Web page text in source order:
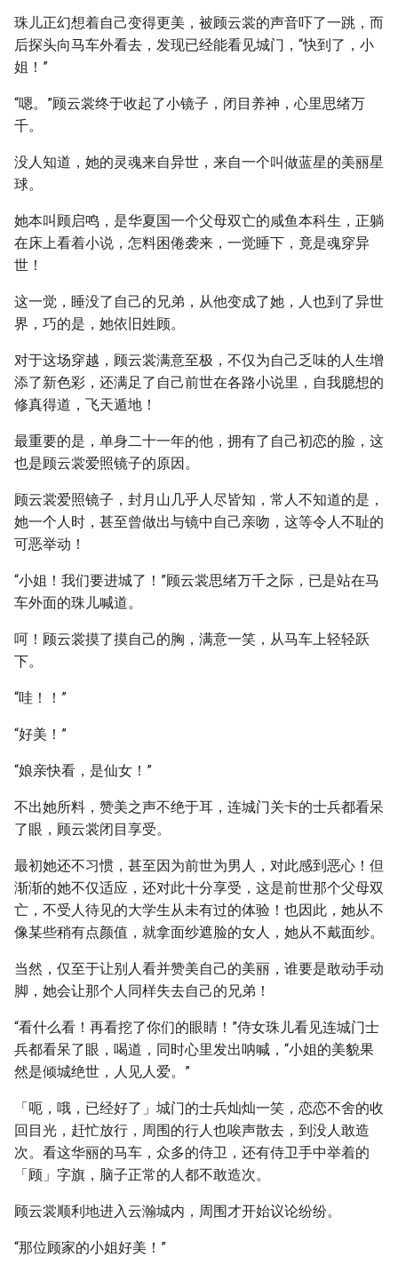
珠儿正幻想着自己变得更美，被顾云裳的声音吓了一跳，而
后探头向马车外看去，发现已经能看见城门，“快到了，小
姐！”
“嗯。”顾云裳终于收起了小镜子，闭目养神，心里思绪万
千。
没人知道，她的灵魂来自异世，来自一个叫做蓝星的美丽星
球。
她本叫顾启鸣，是华夏国一个父母双亡的咸鱼本科生，正躺
在床上看着小说，怎料困倦袭来，一觉睡下，竟是魂穿异
世！
这一觉，睡没了自己的兄弟，从他变成了她，人也到了异世
界，巧的是，她依旧姓顾。
对于这场穿越，顾云裳满意至极，不仅为自己乏味的人生增
添了新色彩，还满足了自己前世在各路小说里，自我臆想的
修真得道，飞天遁地！
最重要的是，单身二十一年的他，拥有了自己初恋的脸，这
也是顾云裳爱照镜子的原因。
顾云裳爱照镜子，封月山几乎人尽皆知，常人不知道的是，
她一个人时，甚至曾做出与镜中自己亲吻，这等令人不耻的
可恶举动！
“小姐！我们要进城了！”顾云裳思绪万千之际，已是站在马
车外面的珠儿喊道。
呵！顾云裳摸了摸自己的胸，满意一笑，从马车上轻轻跃
下。
“哇！！”
“好美！”
“娘亲快看，是仙女！”
不出她所料，赞美之声不绝于耳，连城门关卡的士兵都看呆
了眼，顾云裳闭目享受。
最初她还不习惯，甚至因为前世为男人，对此感到恶心！但
渐渐的她不仅适应，还对此十分享受，这是前世那个父母双
亡，不受人待见的大学生从未有过的体验！也因此，她从不
像某些稍有点颜值，就拿面纱遮脸的女人，她从不戴面纱。
当然，仅至于让别人看并赞美自己的美丽，谁要是敢动手动
脚，她会让那个人同样失去自己的兄弟！
“看什么看！再看挖了你们的眼睛！”侍女珠儿看见连城门士
兵都看呆了眼，喝道，同时心里发出呐喊，“小姐的美貌果
然是倾城绝世，人见人爱。”
「呃，哦，已经好了」城门的士兵灿灿一笑，恋恋不舍的收
回目光，赶忙放行，周围的行人也唉声散去，到没人敢造
次。看这华丽的马车，众多的侍卫，还有侍卫手中举着的
「顾」字旗，脑子正常的人都不敢造次。
顾云裳顺利地进入云瀚城内，周围才开始议论纷纷。
“那位顾家的小姐好美！”